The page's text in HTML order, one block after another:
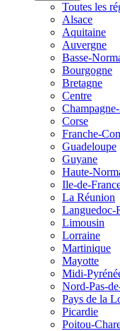
Toutes les
Alsace
Aquitaine
Auvergne
Basse-
Bourgogne
Bretagne
Centre
Corse
Franche-
Guadeloupe
Guyane
Haute-
Ile-de-
La Réunion
Languedoc-
Limousin
Lorraine
Martinique
Mayotte
Midi-
Nord-Pas-
Pays de la
Picardie
Poitou-